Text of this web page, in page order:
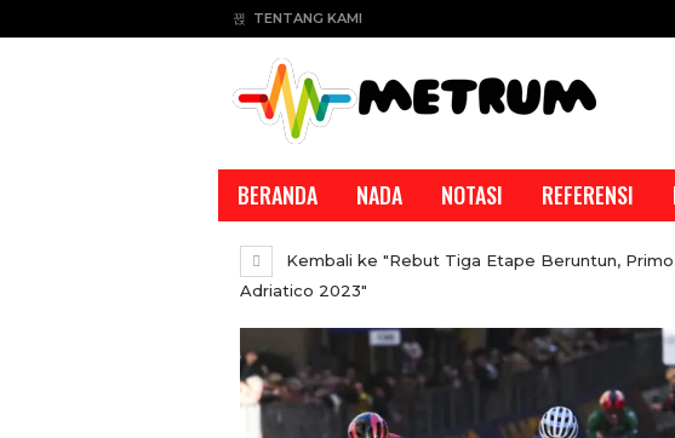
TENTANG KAMI
BERANDA NADA NOTASI REFERENSI
Kembali ke "Rebut Tiga Etape Beruntun,
Adriatico 2023"